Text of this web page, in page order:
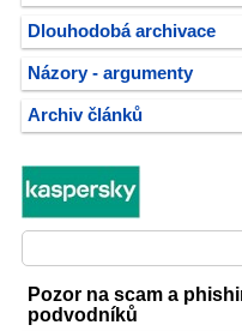
Dlouhodobá archivace
Názory - argumenty
Archiv článků
Pozor na scam a
podvodníků